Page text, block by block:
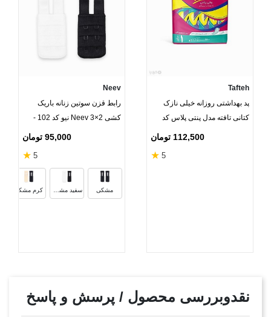
Tafteh
پد ‌بهداشتی روزانه خیلی نازک
کتانی تافته مدل پنتی پلاس کد
112,500 تومان
5
★
Neev
رابط قزن سوتین زنانه باریک
کشی 2×3 Neev نیو کد 102 -
95,000 تومان
5
★
مشکی سفید مشکی کرم مشکی
نقدوبررسی محصول / پرسش و پاسخ